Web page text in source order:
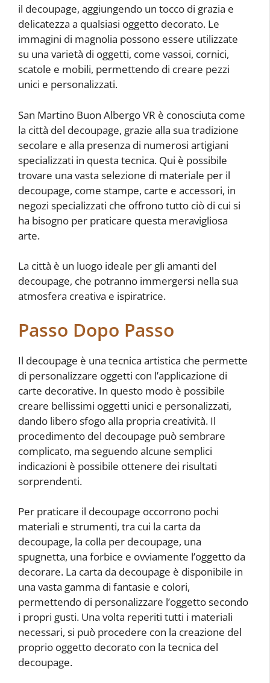
il decoupage, aggiungendo un tocco di grazia e
delicatezza a qualsiasi oggetto decorato. Le
immagini di magnolia possono essere utilizzate
su una varietà di oggetti, come vassoi, cornici,
scatole e mobili, permettendo di creare pezzi
unici e personalizzati.
San Martino Buon Albergo VR è conosciuta come
la città del decoupage, grazie alla sua tradizione
secolare e alla presenza di numerosi artigiani
specializzati in questa tecnica. Qui è possibile
trovare una vasta selezione di materiale per il
decoupage, come stampe, carte e accessori, in
negozi specializzati che offrono tutto ciò di cui si
ha bisogno per praticare questa meravigliosa
arte.
La città è un luogo ideale per gli amanti del
decoupage, che potranno immergersi nella sua
atmosfera creativa e ispiratrice.
Passo Dopo Passo
Il decoupage è una tecnica artistica che permette
di personalizzare oggetti con l’applicazione di
carte decorative. In questo modo è possibile
creare bellissimi oggetti unici e personalizzati,
dando libero sfogo alla propria creatività. Il
procedimento del decoupage può sembrare
complicato, ma seguendo alcune semplici
indicazioni è possibile ottenere dei risultati
sorprendenti.
Per praticare il decoupage occorrono pochi
materiali e strumenti, tra cui la carta da
decoupage, la colla per decoupage, una
spugnetta, una forbice e ovviamente l’oggetto da
decorare. La carta da decoupage è disponibile in
una vasta gamma di fantasie e colori,
permettendo di personalizzare l’oggetto secondo
i propri gusti. Una volta reperiti tutti i materiali
necessari, si può procedere con la creazione del
proprio oggetto decorato con la tecnica del
decoupage.